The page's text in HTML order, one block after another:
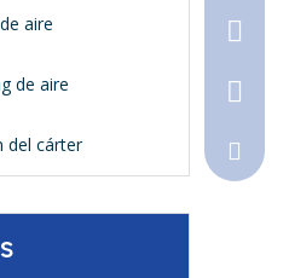
aire
de aire
del cárter
+86-